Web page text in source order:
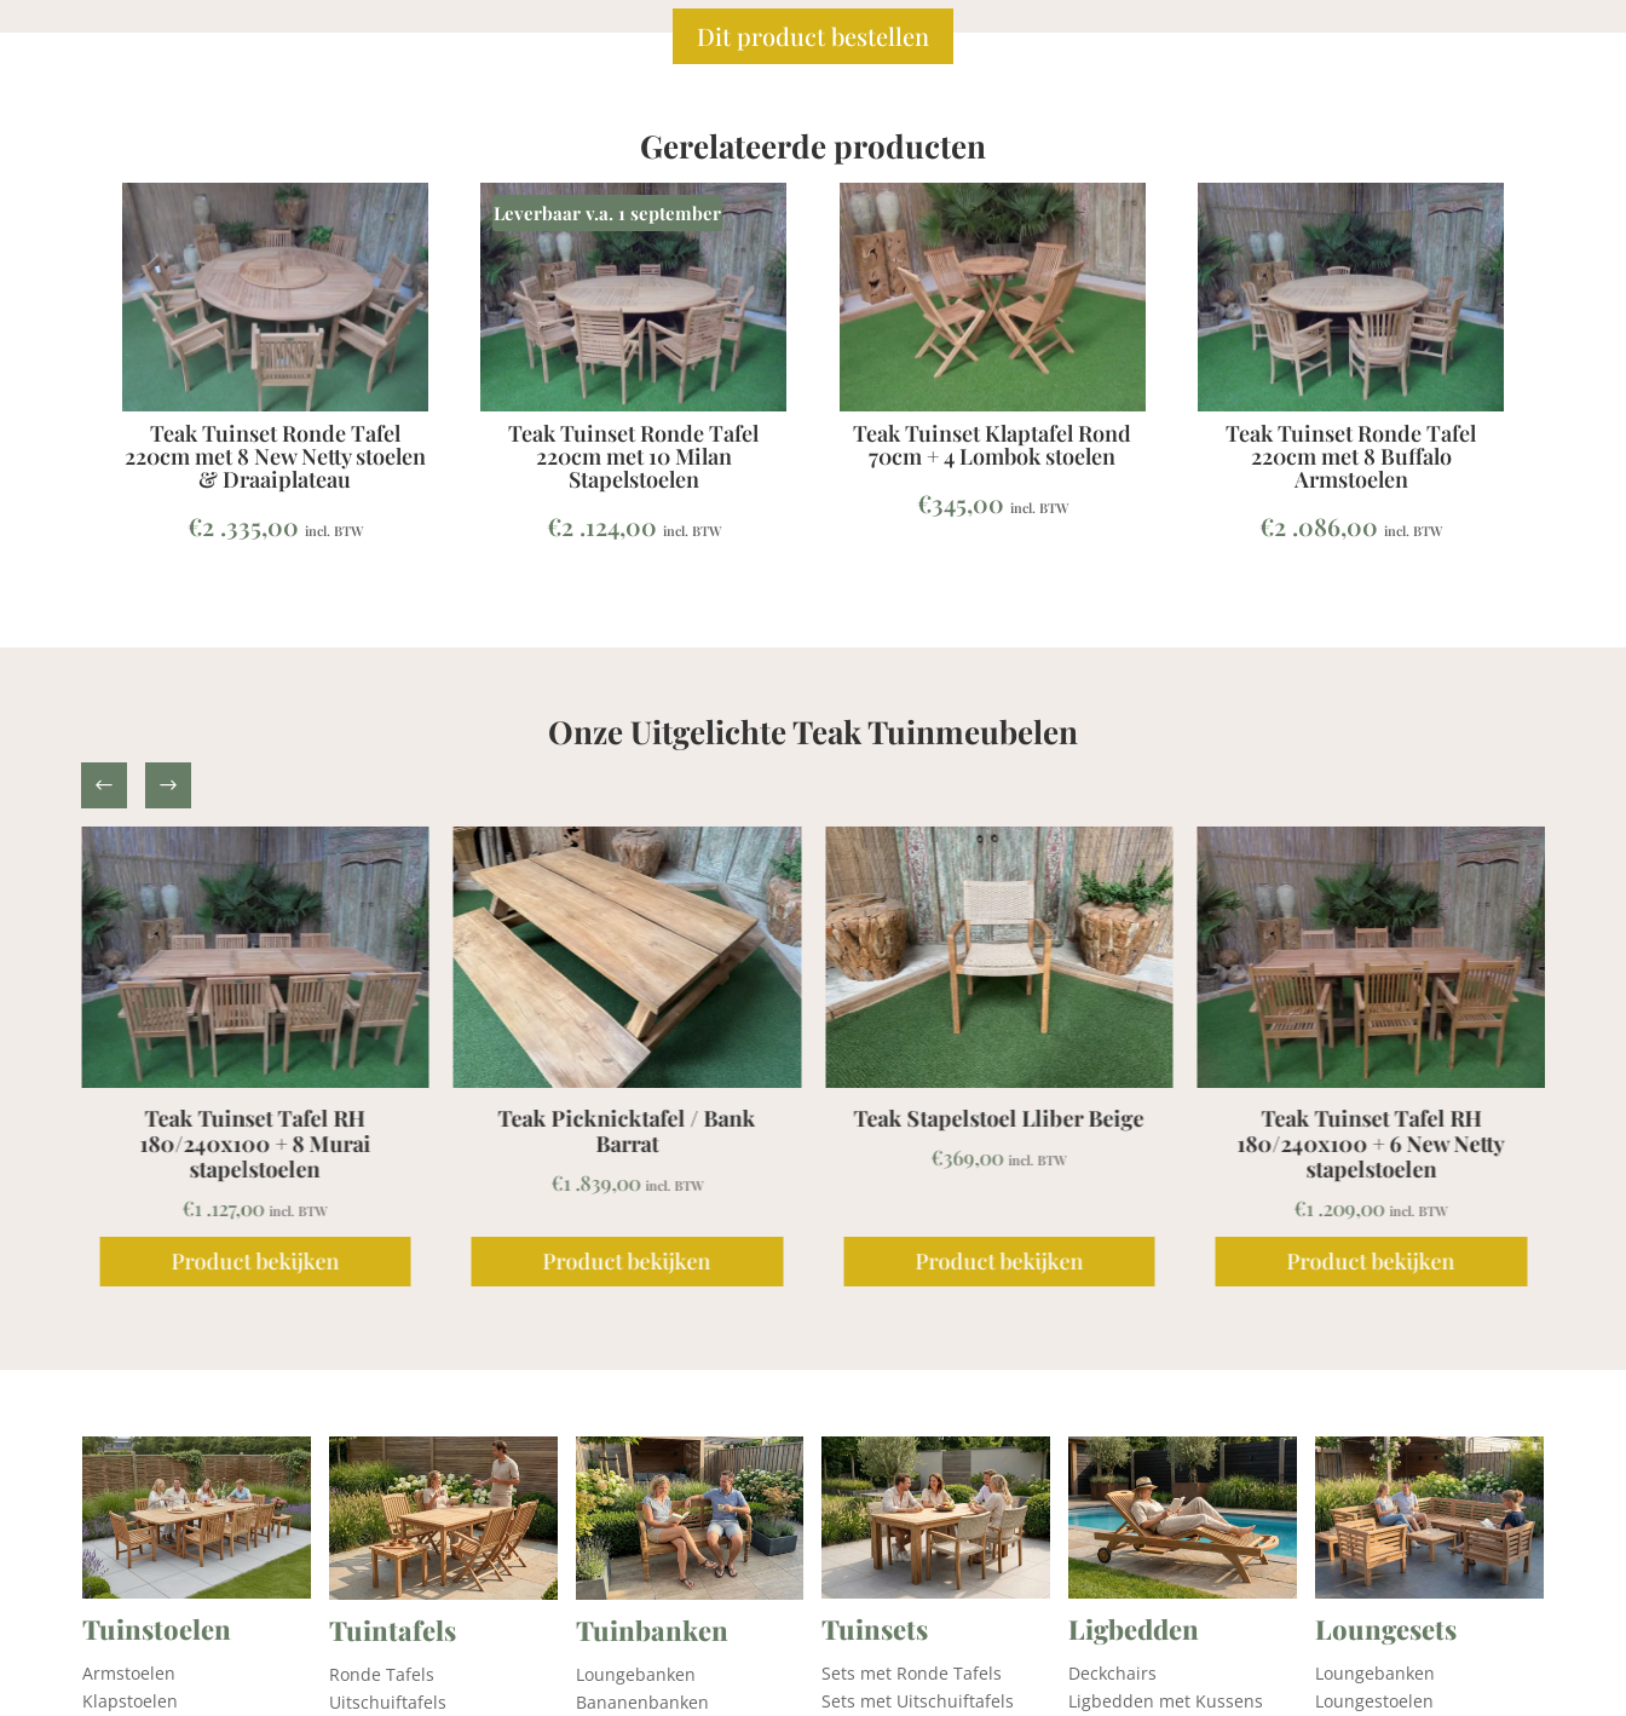
Dit product bestellen
Gerelateerde producten
Teak Tuinset Ronde Tafel
220cm met 8 New Netty stoelen
& Draaiplateau
€2 .335,00 incl. BTW
Leverbaar v.a. 1 september
Teak Tuinset Ronde Tafel
220cm met 10 Milan
Stapelstoelen
€2 .124,00 incl. BTW
Teak Tuinset Klaptafel Rond
70cm + 4 Lombok stoelen
€345,00 incl. BTW
Teak Tuinset Ronde Tafel
220cm met 8 Buffalo
Armstoelen
€2 .086,00 incl. BTW
Onze Uitgelichte Teak Tuinmeubelen
Teak Picknicktafel / Bank
Barrat
€1 .839,00
Product bekijken
Teak Stapelstoel Lliber Beige
369,00
Product bekijken
Teak Tuinset Tafel RH
180/240x100 + 6 New Netty
stapelstoelen
Product bekijken
Teak Tuinset Klaptafel Rond
100cm + 4 Lombok stoelen
€415,00
Product bekijken
Tuinstoelen
Armstoelen
Klapstoelen
Tuintafels
Ronde Tafels
Uitschuiftafels
Tuinbanken
Loungebanken
Bananenbanken
Tuinsets
Sets met Ronde Tafels
Sets met Uitschuiftafels
Ligbedden
Deckchairs
Ligbedden met Kussens
Loungesets
Loungebanken
Loungestoelen